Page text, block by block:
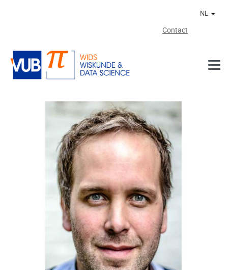
Contact
NL